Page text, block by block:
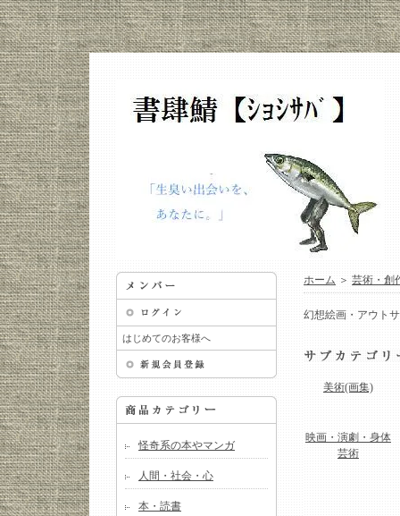
はじめてのお客様へ
怪奇系の本やマンガ
人間・社会・心
本・読書
ホーム ＞ 芸術・創
幻想絵画・アウト
美術(画集)
映画・演劇・身体
芸術